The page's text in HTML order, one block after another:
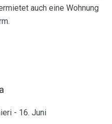
auch eine Wohnung
- 16. Juni